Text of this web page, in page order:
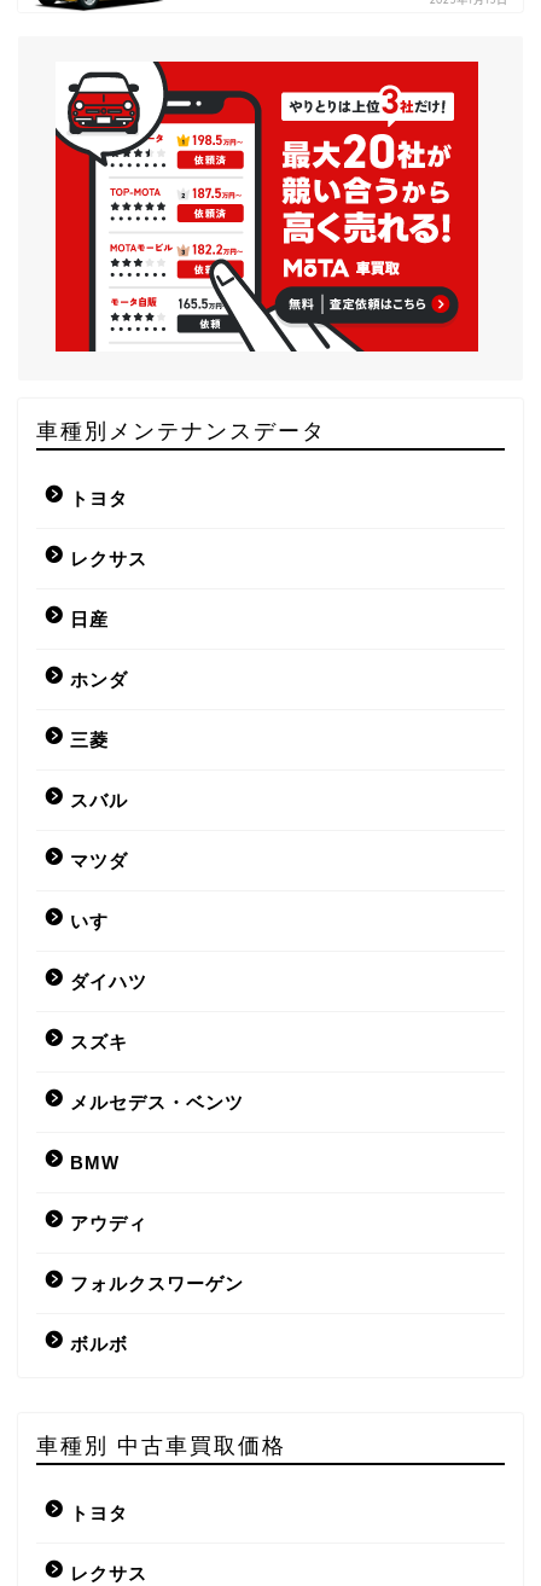
車種別メンテナンスデータ
トヨタ
レクサス
日産
ホンダ
三菱
スバル
マツダ
いすゞ
ダイハツ
スズキ
メルセデス・ベンツ
BMW
アウディ
フォルクスワーゲン
ボルボ
車種別 中古車買取価格
トヨタ
レクサス